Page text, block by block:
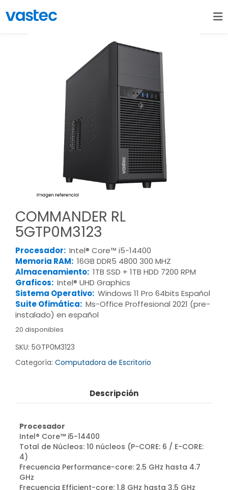
COMMANDER RL
5GTP0M3123
Procesador: Intel® Core™ i5-14400
Memoria RAM: 16GB DDR5 4800 300 MHZ
Almacenamiento: 1TB SSD + 1TB HDD 7200 RPM
Graficos: Intel® UHD Graphics
Sistema Operativo: Windows 11 Pro 64bits Español
Suite Ofimática: Ms-Office Proffesional 2021 (pre-
instalado) en español
20 disponibles
SKU: 5GTP0M3123
Categoría: Computadora de Escritorio
Descripción
Procesador
Intel® Core™ i5-14400
Total de Núcleos: 10 núcleos (P-CORE: 6 / E-CORE:
4)
Frecuencia Performance-core: 2.5 GHz hasta 4.7
GHz
Frecuencia Efficient-core: 1.8 GHz hasta 3.5 GHz